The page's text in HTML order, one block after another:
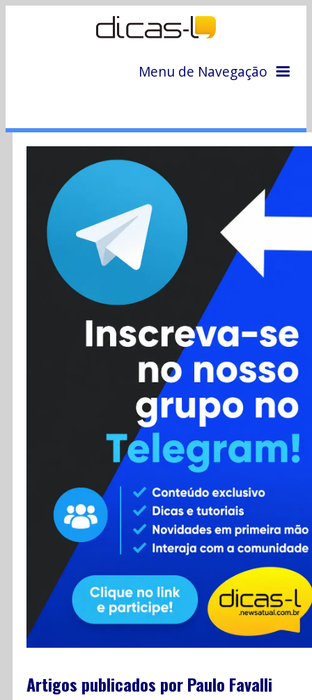
Menu de Navegação
Colunas
Colaboradores
Cursos
Enviar Dica
Contato
RSS
Artigos publicados por Paulo Favalli